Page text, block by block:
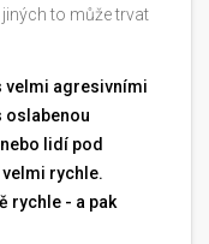
to může trvat
velmi agresivními
oslabenou
lidí pod
rychle.
rychle - a pak